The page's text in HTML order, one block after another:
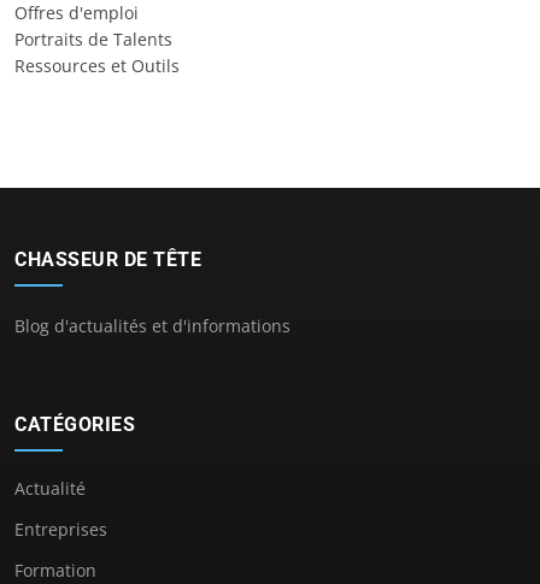
Offres d'emploi
Portraits de Talents
Ressources et Outils
CHASSEUR DE TÊTE
Blog d'actualités et d'informations
CATÉGORIES
Actualité
Entreprises
Formation